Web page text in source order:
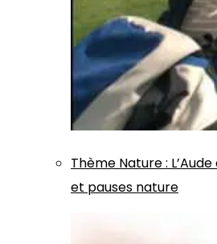
Thème Nature:
et pauses nature